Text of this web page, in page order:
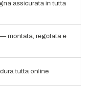
assicurata in tutta
— montata, regolata e
tutta online